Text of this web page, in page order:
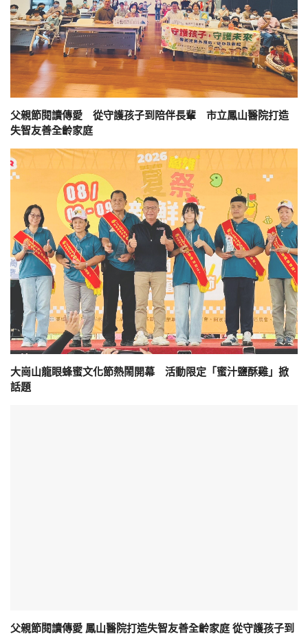
父親節閱讀傳愛 從守護孩子到陪伴長輩 市立鳳山醫院打造
失智友善全齡家庭
大崗山龍眼蜂蜜文化節熱鬧開幕 活動限定「蜜汁鹽酥雞」掀
話題
父親節閱讀傳愛 鳳山醫院打造失智友善全齡家庭 從守護孩子到